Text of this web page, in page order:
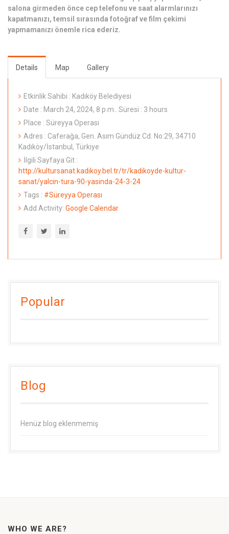
salona girmeden önce cep telefonu ve saat alarmlarınızı
kapatmanızı, temsil sırasında fotoğraf ve film çekimi
yapmamanızı önemle rica ederiz.
Details Map Gallery
Etkinlik Sahibi : Kadıköy Belediyesi
Date : March 24, 2024, 8 p.m.. Süresi : 3 hours
Place : Süreyya Operası
Adres : Caferağa, Gen. Asım Gündüz Cd. No:29, 34710
Kadıköy/İstanbul, Türkiye
İlgili Sayfaya Git :
http://kultursanat.kadikoy.bel.tr/tr/kadikoyde-kultur-
sanat/yalcin-tura-90-yasinda-24-3-24
Tags : #Süreyya Operası
Add Activity: Google Calendar
Popular
Blog
Henüz blog eklenmemiş
WHO WE ARE?